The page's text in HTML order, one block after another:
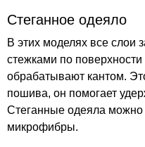
Стеганное одеяло
В этих моделях все
стежками по
обрабатывают кантом.
пошива, он помогает
Стеганные одеяла можно
микрофибры.